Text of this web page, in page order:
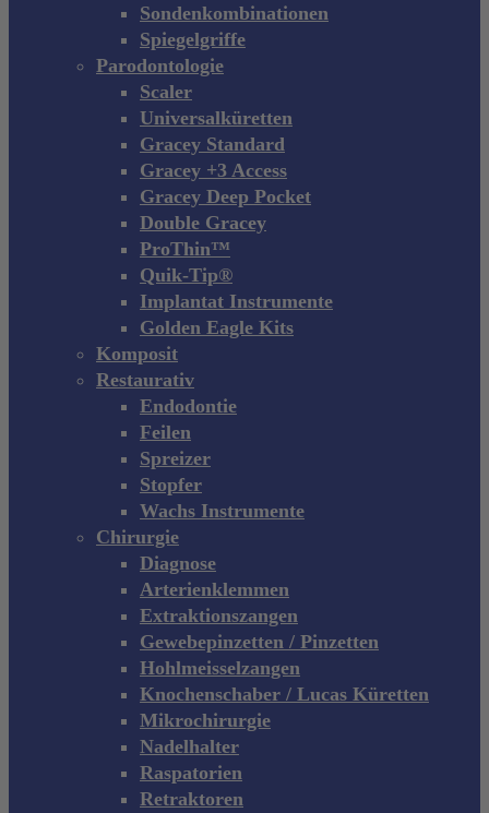
Sondenkombinationen
Spiegelgriffe
Parodontologie
Scaler
Universalküretten
Gracey Standard
Gracey +3 Access
Gracey Deep Pocket
Double Gracey
ProThin™
Quik-Tip®
Implantat Instrumente
Golden Eagle Kits
Komposit
Restaurativ
Endodontie
Feilen
Spreizer
Stopfer
Wachs Instrumente
Chirurgie
Diagnose
Arterienklemmen
Extraktionszangen
Gewebepinzetten / Pinzetten
Hohlmeisselzangen
Knochenschaber / Lucas Küretten
Mikrochirurgie
Nadelhalter
Raspatorien
Retraktoren